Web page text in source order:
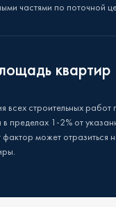
частями по поточной
квартир
всех строительных работ
в пределах 1-2% от
фактор может отразиться